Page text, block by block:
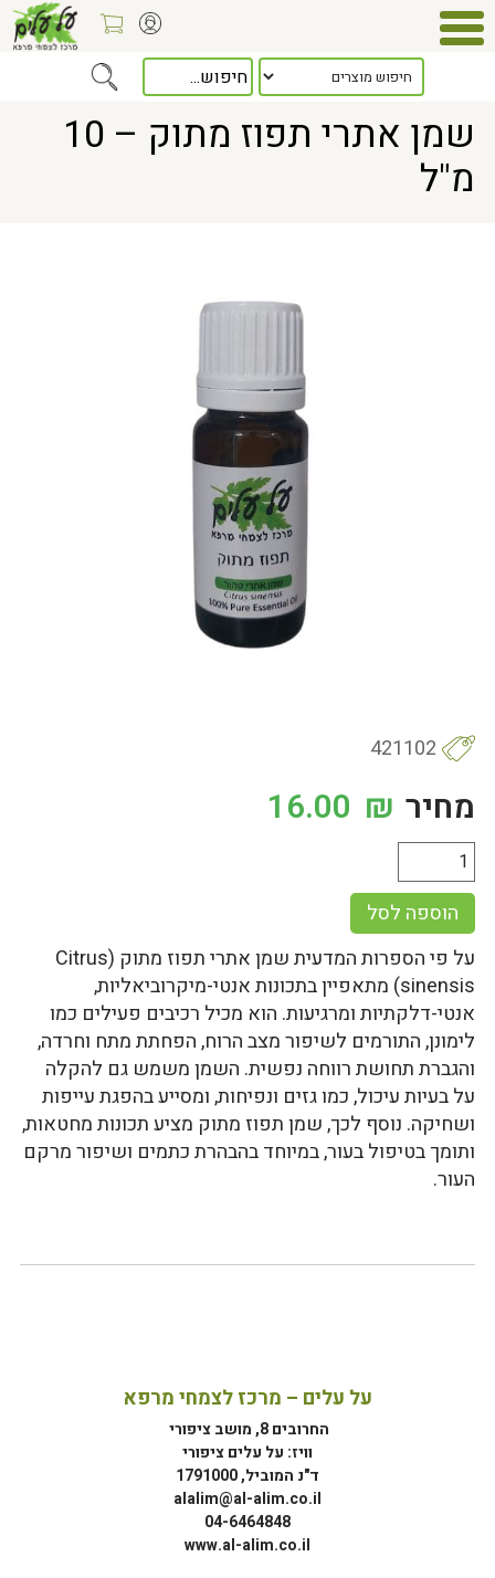
> שמן אתרי תפוז מתוק – 10 מ"ל
שמן אתרי תפוז מתוק – 10
מ"ל
421102
מחיר 16.00 ₪
הוספה לסל
על פי הספרות המדעית שמן אתרי תפוז מתוק (Citrus
sinensis) מתאפיין בתכונות אנטי-מיקרוביאליות,
אנטי-דלקתיות ומרגיעות. הוא מכיל רכיבים פעילים כמו
לימונן, התורמים לשיפור מצב הרוח, הפחתת מתח וחרדה,
והגברת תחושת רווחה נפשית. השמן משמש גם להקלה
על בעיות עיכול, כמו גזים ונפיחות, ומסייע בהפגת עייפות
ושחיקה. נוסף לכך, שמן תפוז מתוק מציע תכונות מחטאות,
ותומך בטיפול בעור, במיוחד בהבהרת כתמים ושיפור מרקם
העור.
על עלים – מרכז לצמחי מרפא
החרובים 8, מושב ציפורי
וויז: על עלים ציפורי
ד"נ המוביל, 1791000
alalim@al-alim.co.il
04-6464848
www.al-alim.co.il